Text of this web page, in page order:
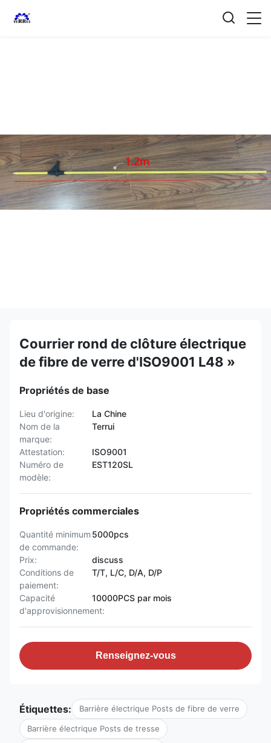
Courrier rond de clôture électrique
de fibre de verre d'ISO9001 L48 »
Propriétés de base
Lieu d'origine:
La Chine
Nom de la
marque:
Terrui
Attestation:
ISO9001
Numéro de
modèle:
EST120SL
Propriétés commerciales
Quantité minimum
de commande:
5000pcs
Prix:
discuss
Conditions de
paiement:
T/T, L/C, D/A, D/P
Capacité
d'approvisionnement:
10000PCS par mois
Renseignez-vous
Étiquettes: Barrière électrique Posts de fibre de verre
Barrière électrique Posts de tresse